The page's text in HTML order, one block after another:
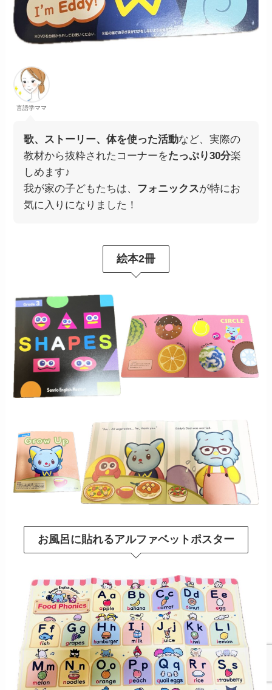
言語学ママ
歌、ストーリー、体を使った活動など、実際の
教材から抜粋されたコーナーをたっぷり30分楽
しめます♪
我が家の子どもたちは、 フォニックスが特にお
気に入りになりました！
絵本2冊
お風呂に貼れるアルファベットポスター